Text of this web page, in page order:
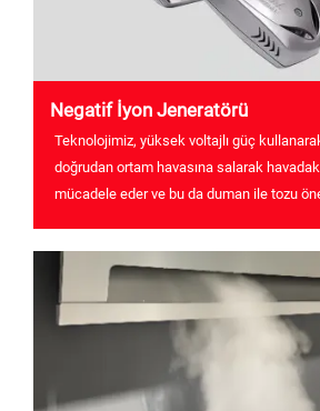
Negatif İyon Jeneratörü
Teknolojimiz, yüksek voltajlı güç
doğrudan ortam havasına salarak
mücadele eder ve bu da duman ile tozu